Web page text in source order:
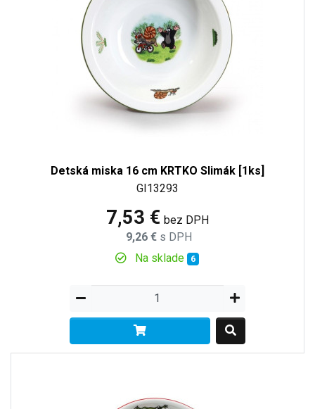
Detská miska 16 cm KRTKO Slimák [1ks]
GI13293
7,53 € bez DPH
9,26 € s DPH
Na sklade 6